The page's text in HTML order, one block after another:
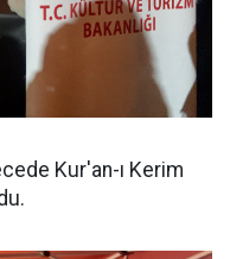
Kur'an-ı Kerim